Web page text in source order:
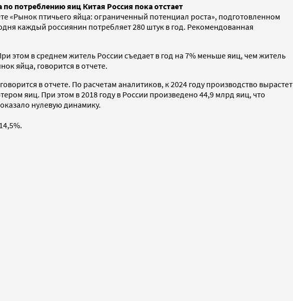
потреблению яиц Китая Россия пока отстает
«Рынок птичьего яйца: ограниченный потенциал роста», подготовленном
каждый россиянин потребляет 280 штук в год. Рекомендованная
этом в среднем житель России съедает в год на 7% меньше яиц, чем житель
яйца, говорится в отчете.
в отчете. По расчетам аналитиков, к 2024 году производство вырастет
яиц. При этом в 2018 году в России произведено 44,9 млрд яиц, что
нулевую динамику.